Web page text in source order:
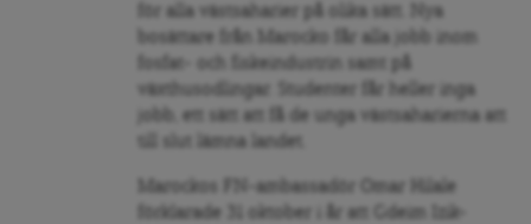
för alla västsaharier på olika sätt. Nya
bosättare från Marocko får alla jobb inom
fosfat- och fiskeindustrin samt på
växthusodlingar. Studenter får heller inga
jobb, ett sätt att få de unga västsaharierna att
till slut lämna landet.
Marockos FN-ambassadör Omar Hilale
förklarade 31 oktober i år att Gdeim Izik-